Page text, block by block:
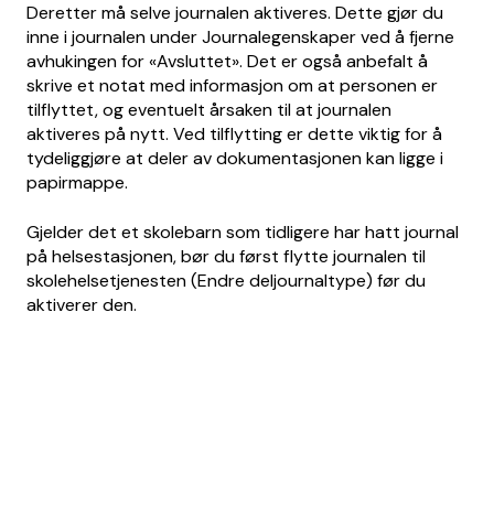
Deretter må selve journalen aktiveres. Dette gjør du
inne i journalen under Journalegenskaper ved å fjerne
avhukingen for «Avsluttet». Det er også anbefalt å
skrive et notat med informasjon om at personen er
tilflyttet, og eventuelt årsaken til at journalen
aktiveres på nytt. Ved tilflytting er dette viktig for å
tydeliggjøre at deler av dokumentasjonen kan ligge i
papirmappe.
Gjelder det et skolebarn som tidligere har hatt journal
på helsestasjonen, bør du først flytte journalen til
skolehelsetjenesten (Endre deljournaltype) før du
aktiverer den.